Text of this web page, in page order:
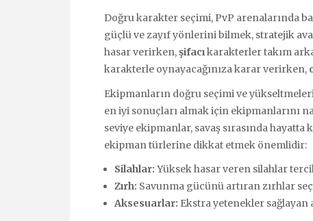
Doğru karakter seçimi, PvP arenalarında
güçlü ve zayıf yönlerini bilmek, stratejik
hasar verirken,şifacıkarakterler takım
karakterle oynayacağınıza karar verirken,
Ekipmanların doğru seçimi ve
en iyi sonuçları almak için ekipmanlarını
seviye ekipmanlar, savaş sırasında hayatta
ekipman türlerine dikkat etmek önemlidir:
Silahlar: Yüksek hasar veren silahlar
Zırh: Savunma gücünü artıran zırhlar
Aksesuarlar: Ekstra yetenekler sağlayan